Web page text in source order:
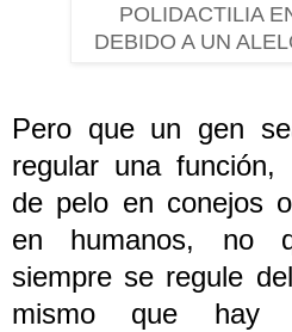
POLIDACTILIA
DEBIDO A UN
Pero que un gen
regular una
de pelo en conejos
en humanos, no
siempre se regule
mismo que hay